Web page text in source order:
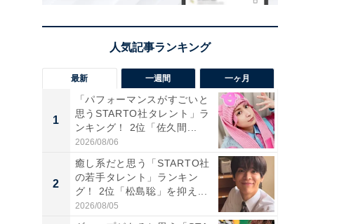
最新 一週間 一ヶ月
1
「パフォーマンスがすごいと
思うSTARTO社タレント」ラ
ンキング！ 2位「佐久間...
2026/08/06
2
癒し系だと思う「STARTO社
の若手タレント」ランキン
グ！ 2位「松島聡」を抑え...
2026/08/05